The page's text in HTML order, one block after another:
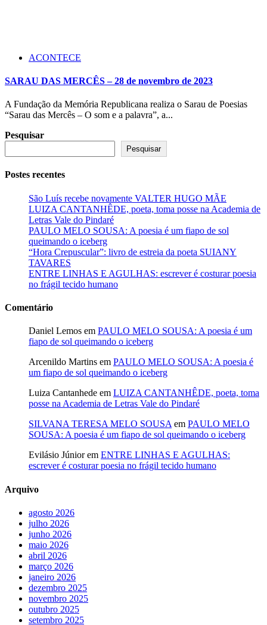
ACONTECE
SARAU DAS MERCÊS – 28 de novembro de 2023
A Fundação da Memória Republicana realiza o Sarau de Poesias
“Sarau das Mercês – O som e a palavra”, a...
Pesquisar
Pesquisar
Postes recentes
São Luís recebe novamente VALTER HUGO MÃE
LUIZA CANTANHÊDE, poeta, toma posse na Academia de
Letras Vale do Pindaré
PAULO MELO SOUSA: A poesia é um fiapo de sol
queimando o iceberg
“Hora Crepuscular”: livro de estreia da poeta SUIANY
TAVARES
ENTRE LINHAS E AGULHAS: escrever é costurar poesia
no frágil tecido humano
Comentário
Daniel Lemos em PAULO MELO SOUSA: A poesia é um
fiapo de sol queimando o iceberg
Arcenildo Martins em PAULO MELO SOUSA: A poesia é
um fiapo de sol queimando o iceberg
Luiza Cantanhede em LUIZA CANTANHÊDE, poeta, toma
posse na Academia de Letras Vale do Pindaré
SILVANA TERESA MELO SOUSA em PAULO MELO
SOUSA: A poesia é um fiapo de sol queimando o iceberg
Evilásio Júniorem ENTRE LINHAS E AGULHAS:
escrever é costurar poesia no frágil tecido humano
Arquivo
agosto 2026
julho 2026
junho 2026
maio 2026
abril 2026
março 2026
janeiro 2026
dezembro 2025
novembro 2025
outubro 2025
setembro 2025